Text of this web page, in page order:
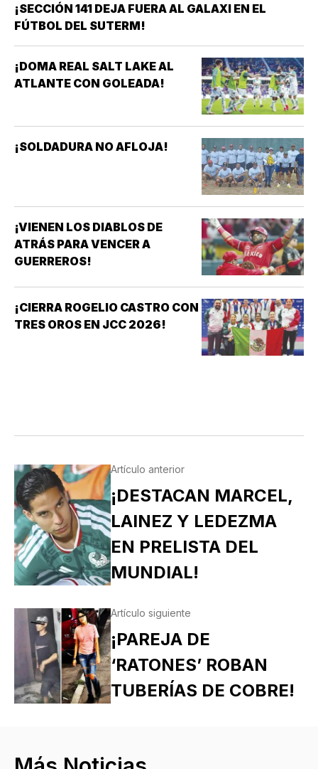
BRASIL 2027 *MÉXICO GANÓ
EL ORO EN LOS JUEGOS
CENTROAMERICANOS Y DEL
CARIBE *HAY QUE CELEBRARLO
*HAY QUE RECONOCER A LAS
¡SECCIÓN 141 DEJA FUERA AL GALAXI EN EL
FÚTBOL DEL SUTERM!
¡DOMA REAL SALT LAKE AL
ATLANTE CON GOLEADA!
¡SOLDADURA NO AFLOJA!
¡VIENEN LOS DIABLOS DE
ATRÁS PARA VENCER A
GUERREROS!
¡CIERRA ROGELIO CASTRO CON
TRES OROS EN JCC 2026!
Artículo anterior
¡DESTACAN MARCEL,
LAINEZ Y LEDEZMA
EN PRELISTA DEL
MUNDIAL!
Artículo siguiente
¡PAREJA DE
‘RATONES’ ROBAN
TUBERÍAS DE COBRE!